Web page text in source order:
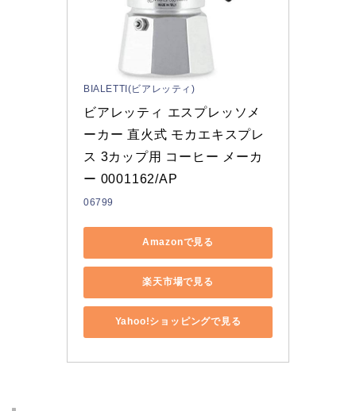
BIALETTI(ビアレッティ)
ビアレッティ エスプレッソメ
ーカー 直火式 モカエキスプレ
ス 3カップ用 コーヒー メーカ
ー 0001162/AP
06799
Amazonで見る
楽天市場で見る
Yahoo!ショッピングで見る